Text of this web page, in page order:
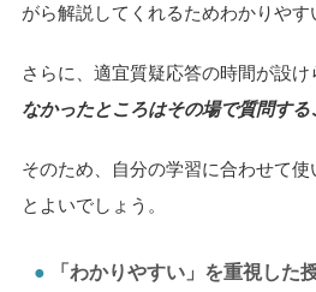
がら解説してくれるためわかりやす
さらに、適宜質疑応答の時間が設け
なかったところはその場で質問する
そのため、自分の学習に合わせて
とよいでしょう。
「わかりやすい」を重視した